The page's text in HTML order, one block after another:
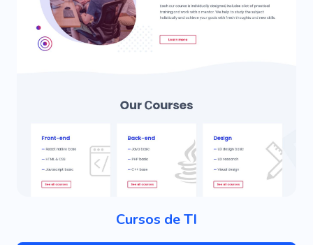
Cursos de TI